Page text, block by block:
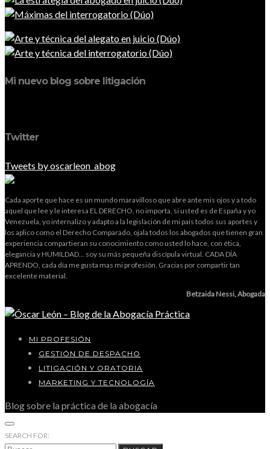
Mi nuevo blog sobre litigación
Twitter
Tweets by oscarleon_abog
Cada aporte que hace es un mundo maravilloso que abre ante mis ojos y a todo
aquel que lee y le interesa EL DERECHO, no importa, si usted es de España y yo
Venezuela, yo internalizo y adapto a la legislación de mi país todos sus aportes y
los aplico como el Derecho Comparado, ojala todos los abogados que tienen gran
experiencia compartieran su conocimiento como usted lo hace, con ética,
elegancia y HUMILDAD... soy su más pequeña discípula virtual. CADA DÍA
APRENDO, cada día me gusta mas mi profesión. Gracias por compartir tan
excelente material.
Betzaida Nessi, Abogada
MI PROFESIÓN
GESTIÓN DE DESPACHO
LITIGACIÓN Y ORATORIA
MARKETING Y TECNOLOGÍA
Blog sobre la práctica de la abogacía
SEARCH FOR: